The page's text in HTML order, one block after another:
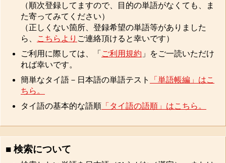
（順次登録してますので、目的の単語がなくても、ま
た寄ってみてください）
（正しくない箇所、登録希望の単語等がありました
ら、
こちらより ご連絡頂けると幸いです）
ご利用に際しては、「 ご利用規約 」をご一読いただけ
れば幸いです。
簡単なタイ語－日本語の単語テスト
「単語帳編」はこ
ちら。
タイ語の基本的な語順 「タイ語の語順」はこちら。
■ 検索について